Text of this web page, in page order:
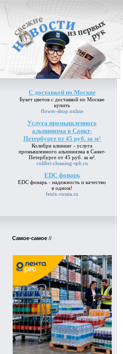
С доставкой по Москве
Букет цветов с доставкой по Москве
купить
flower-shop.online
Услуга промышленного
альпинизма в Санкт-
Петербурге от 45 руб. за м²
Колибри клининг - услуга
промышленного альпинизма в Санкт-
Петербурге от 45 руб. за м².
colibri-cleaning-spb.ru
EDC фонарь
EDC фонарь - надежность и качество
в одном!
fenix-russia.ru
Самое-самое //